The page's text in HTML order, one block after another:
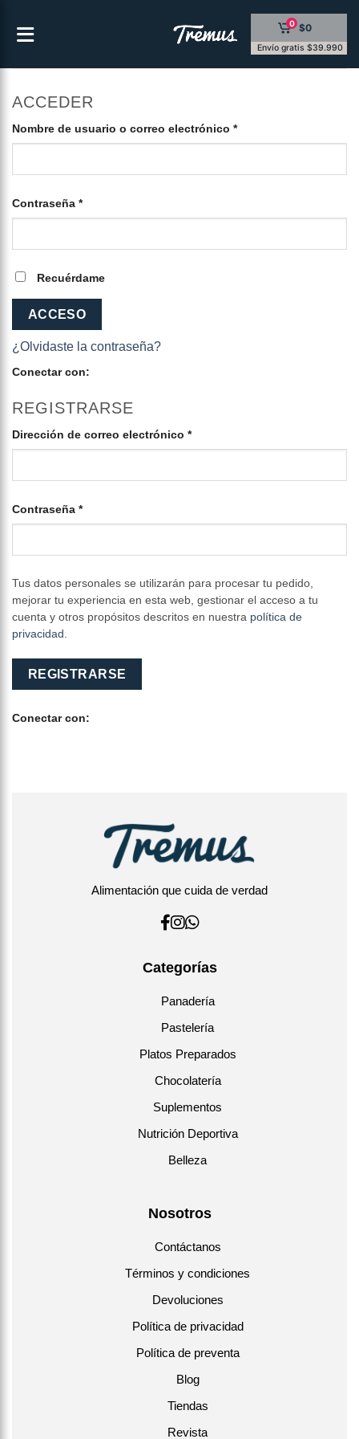
0 $0
Envío gratis $39.990
ACCEDER
Nombre de usuario o correo electrónico *Obligatorio
Contraseña *Obligatorio
Recuérdame
ACCESO
¿Olvidaste la contraseña?
Conectar con:
REGISTRARSE
Dirección de correo electrónico *Obligatorio
Contraseña *Obligatorio
Tus datos personales se utilizarán para procesar tu pedido,
mejorar tu experiencia en esta web, gestionar el acceso a tu
cuenta y otros propósitos descritos en nuestra política de
privacidad
REGISTRARSE
Conectar con:
Alimentación que cuida de verdad
Categorías
Panadería
Pastelería
Platos Preparados
Chocolatería
Suplementos
Nutrición Deportiva
Belleza
Nosotros
Contáctanos
Términos y condiciones
Devoluciones
Política de privacidad
Política de preventa
Blog
Tiendas
Revista